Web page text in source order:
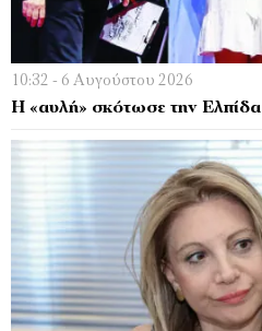
10:32 - 6 Αυγούστου 2026
Η «αυλή» σκότωσε την Ελπίδα